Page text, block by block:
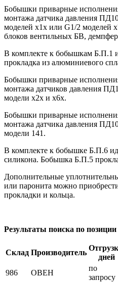
Бобышки приварные
монтажа датчика давления
моделей х1х или G1/2 моделей
блоков вентильных БВ,
В комплекте к бобышкам Б.П.1
прокладка из алюминиевого
Бобышки приварные
монтажа датчиков давления
модели х2х и х6х.
Бобышки приварные
монтажа датчика давления
модели 141.
В комплекте к бобышке Б.П.6
силикона. Бобышка Б.П.5
Дополнительные
или паронита можно
прокладки и кольца.
Результаты поиска по позиции
Склад Производитель
дней
986 ОВЕН
по
запросу